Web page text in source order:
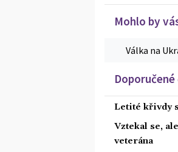
Mohlo by
Válka na
Letité křivdy
Vztekal se,
veterána